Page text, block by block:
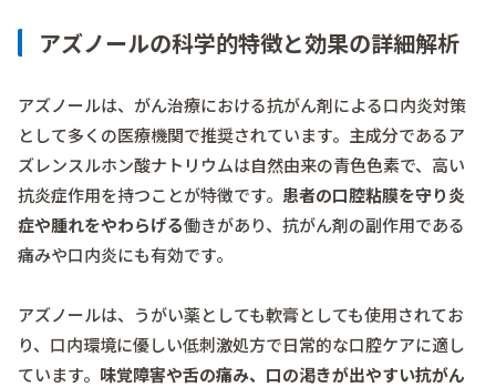
アズノールの科学的特徴と効果の詳細解析
アズノールは、がん治療における抗がん剤による口内炎対策
として多くの医療機関で推奨されています。主成分であるア
ズレンスルホン酸ナトリウムは自然由来の青色色素で、高い
抗炎症作用を持つことが特徴です。 患者の口腔粘膜を守り炎
症や腫れをやわらげる働きがあり、抗がん剤の副作用である
痛みや口内炎にも有効です。
アズノールは、うがい薬としても軟膏としても使用されてお
り、口内環境に優しい低刺激処方で日常的な口腔ケアに適し
ています。 味覚障害や舌の痛み、口の渇きが出やすい抗がん